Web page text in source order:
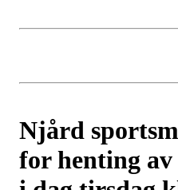
Njård
for henting